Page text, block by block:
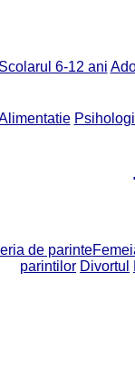
Scolarul 6-12 ani
de parinte
parintilor Divortul